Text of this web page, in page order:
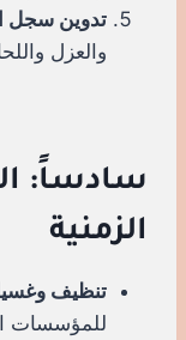
تدوين سجل
والعزل
سادساً:
الزمنية
تنظيف
للمؤسسات